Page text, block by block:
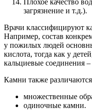
Плохое качество
загрязнение и т.д.).
Врачи классифицируют
Например, состав
у пожилых людей
кислота, тогда как у
кальциевые соединения
Камни также
множественные
одиночные камни.